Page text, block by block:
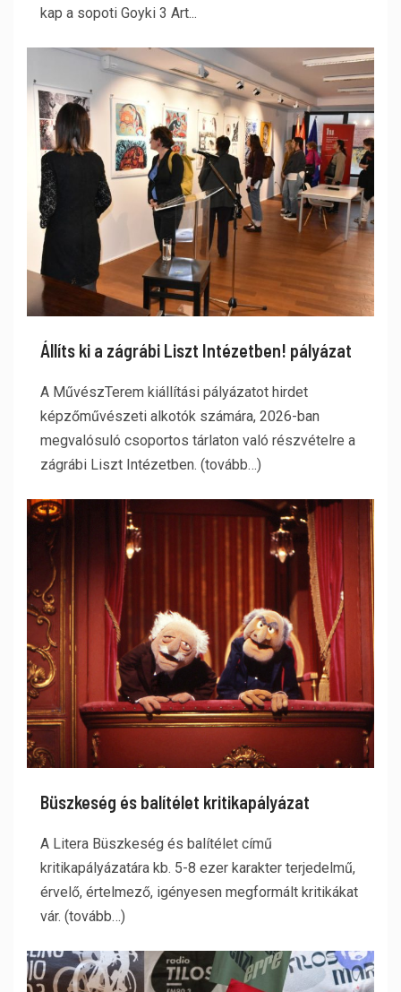
kap a sopoti Goyki 3 Art...
Állíts ki a zágrábi Liszt Intézetben! pályázat
A MűvészTerem kiállítási pályázatot hirdet
képzőművészeti alkotók számára, 2026-ban
megvalósuló csoportos tárlaton való részvételre a
zágrábi Liszt Intézetben. (tovább…)
Büszkeség és balítélet kritikapályázat
A Litera Büszkeség és balítélet című
kritikapályázatára kb. 5-8 ezer karakter terjedelmű,
érvelő, értelmező, igényesen megformált kritikákat
vár. (tovább…)